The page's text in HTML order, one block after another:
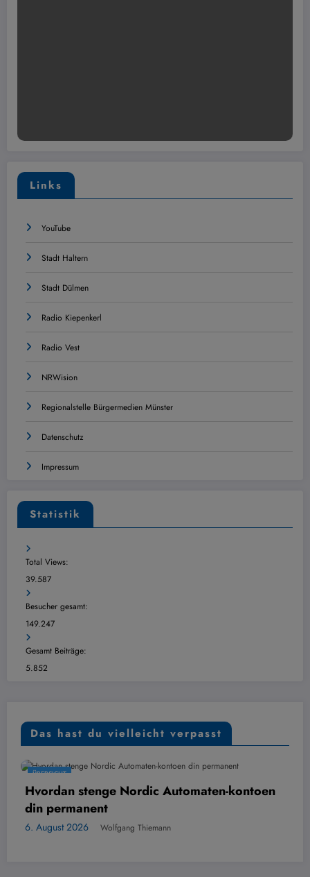
Links
YouTube
Stadt Haltern
Stadt Dülmen
Radio Kiepenkerl
Radio Vest
NRWision
Regionalstelle Bürgermedien Münster
Datenschutz
Impressum
Statistik
Total Views:
39.587
Besucher gesamt:
149.247
Gesamt Beiträge:
5.852
Das hast du vielleicht verpasst
Automaten-kontoen
Thiemann
Digital